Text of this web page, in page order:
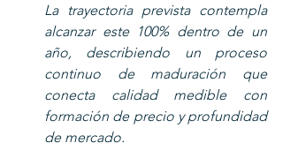
La trayectoria prevista contempla
alcanzar este 100% dentro de un
año, describiendo un proceso
continuo de maduración que
conecta calidad medible con
formación de precio y profundidad
de mercado.